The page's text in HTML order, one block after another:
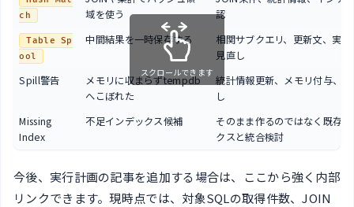
ch
域を使う
認
Table Sp
ool
中間結果を一時保存する
相関サブクエリ、更新文、実
見直し
Spill警告
メモリに収まらずtempdb
へこぼれた
統計情報更新、メモリ付与、
し
Missing
Index
不足インデックス候補
そのまま作るのではなく既存
クスと統合検討
スクロールできます
今後、実行計画の記事を追加する場合は、ここから強く内部
リンクできます。現時点では、対象SQLの取得件数、JOIN